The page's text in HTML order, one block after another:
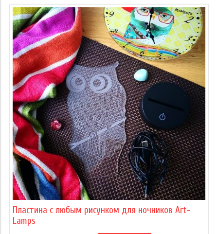
Пластина с любым рисунком для ночников Art-
Lamps